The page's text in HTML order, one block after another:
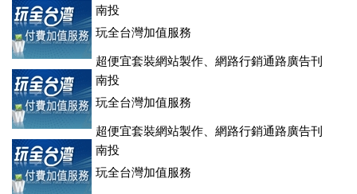
登、訂房系統、客房委託旅行社銷售，全面優惠中....
南投
玩全台灣加值服務
超便宜套裝網站製作、網路行銷通路廣告刊
登、訂房系統、客房委託旅行社銷售，全面優惠中....
南投
玩全台灣加值服務
超便宜套裝網站製作、網路行銷通路廣告刊
登、訂房系統、客房委託旅行社銷售，全面優惠中....
南投
玩全台灣加值服務